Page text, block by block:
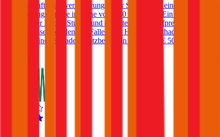
Die Kfz-Haftpflichtversicherungen der Smile bietet eine
Versicherungssumme in Höhe von € 20 Millionen. Ein Freischaden
kann bei der Bonus-Stufe 7 und darunter gegen Aufpreis
eingeschlossen werden. Im Falle eines Haftpflichtschadens verlangt
die Smile einen Schadenersatzbeitrag in Höhe von € 500.